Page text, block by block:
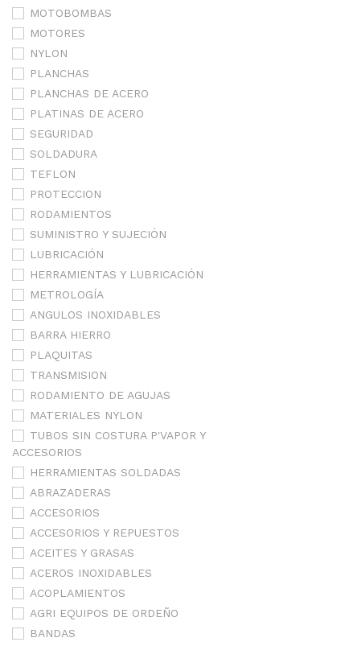
MOTOBOMBAS
MOTORES
NYLON
PLANCHAS
PLANCHAS DE ACERO
PLATINAS DE ACERO
SEGURIDAD
SOLDADURA
TEFLON
PROTECCION
RODAMIENTOS
SUMINISTRO Y SUJECIÓN
LUBRICACIÓN
HERRAMIENTAS Y LUBRICACIÓN
METROLOGÍA
ANGULOS INOXIDABLES
BARRA HIERRO
PLAQUITAS
TRANSMISION
RODAMIENTO DE AGUJAS
MATERIALES NYLON
TUBOS SIN COSTURA P'VAPOR Y
ACCESORIOS
HERRAMIENTAS SOLDADAS
ABRAZADERAS
ACCESORIOS
ACCESORIOS Y REPUESTOS
ACEITES Y GRASAS
ACEROS INOXIDABLES
ACOPLAMIENTOS
AGRI EQUIPOS DE ORDEÑO
BANDAS